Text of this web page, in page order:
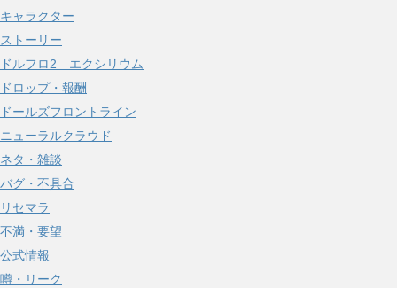
キャラクター
ストーリー
ドルフロ2 エクシリウム
ドロップ・報酬
ドールズフロントライン
ニューラルクラウド
ネタ・雑談
バグ・不具合
リセマラ
不満・要望
公式情報
噂・リーク